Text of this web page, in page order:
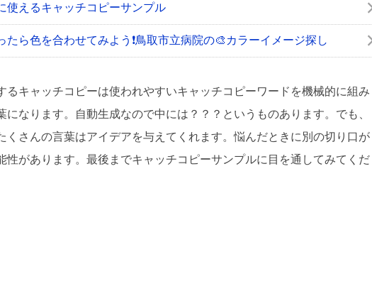
使えるキャッチコピーサンプル
たら色を合わせてみよう❗鳥取市立病院の🎨カラーイメージ探し
るキャッチコピーは使われやすいキャッチコピーワードを機械的に組み
になります。自動生成なので中には？？？というものあります。でも、
くさんの言葉はアイデアを与えてくれます。悩んだときに別の切り口が
性があります。最後までキャッチコピーサンプルに目を通してみてくだ